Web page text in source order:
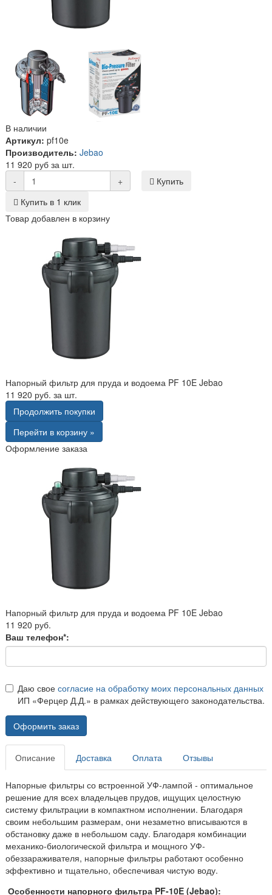
В наличии
Артикул: pf10e
Производитель: Jebao
11 920 руб за шт.
-
+
Купить
Купить в 1 клик
Товар добавлен в корзину
Напорный фильтр для пруда и водоема PF 10E Jebao
11 920 руб. за шт.
Продолжить покупки
Перейти в корзину »
Оформление заказа
Напорный фильтр для пруда и водоема PF 10E Jebao
11 920 руб.
Ваш телефон*:
Даю свое согласие на обработку моих персональных данных
ИП «Ферцер Д.Д.» в рамках действующего законодательства.
Оформить заказ
Описание Доставка Оплата Отзывы
Напорные фильтры со встроенной УФ-лампой - оптимальное
решение для всех владельцев прудов, ищущих целостную
систему фильтрации в компактном исполнении. Благодаря
своим небольшим размерам, они незаметно вписываются в
обстановку даже в небольшом саду. Благодаря комбинации
механико-биологической фильтра и мощного УФ-
обеззараживателя, напорные фильтры работают особенно
эффективно и тщательно, обеспечивая чистую воду.
Особенности напорного фильтра PF-10E (Jebao):